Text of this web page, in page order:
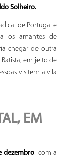
Solheiro.
de Portugal e
os amantes de
chegar de outra
em jeito de
visitem a vila
EM
dezembro, com a